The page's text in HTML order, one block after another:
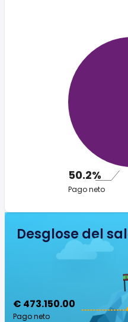
50.2%
Pago neto
Desglose del
€ 473.150.00
Pago neto